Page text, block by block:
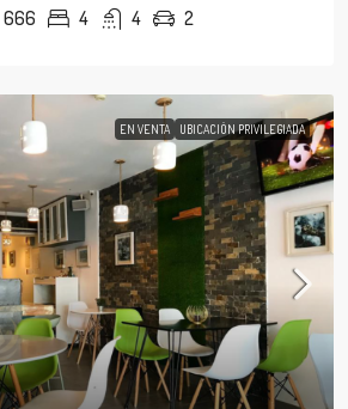
666 4 4 2
EN VENTA UBICACIÓN PRIVILEGIADA